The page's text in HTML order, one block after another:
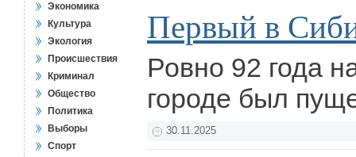
Экономика
Культура
Экология
Происшествия
Криминал
Общество
Политика
Выборы
Спорт
Первый в
Ровно 92 года
городе был
30.11.2025